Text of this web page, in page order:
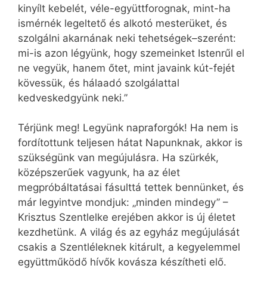
kinyílt kebelét, véle-együttforognak, mint-ha
ismérnék legeltető és alkotó mesterüket, és
szolgálni akarnának neki tehetségek–szerént:
mi-is azon légyünk, hogy szemeinket Istenrűl el
ne vegyük, hanem őtet, mint javaink kút-fejét
kövessük, és hálaadó szolgálattal
kedveskedgyünk neki.”
Térjünk meg! Legyünk napraforgók! Ha nem is
fordítottunk teljesen hátat Napunknak, akkor is
szükségünk van megújulásra. Ha szürkék,
középszerűek vagyunk, ha az élet
megpróbáltatásai fásulttá tettek bennünket, és
már legyintve mondjuk: „minden mindegy” –
Krisztus Szentlelke erejében akkor is új életet
kezdhetünk. A világ és az egyház megújulását
csakis a Szentléleknek kitárult, a kegyelemmel
együttműködő hívők kovásza készítheti elő.